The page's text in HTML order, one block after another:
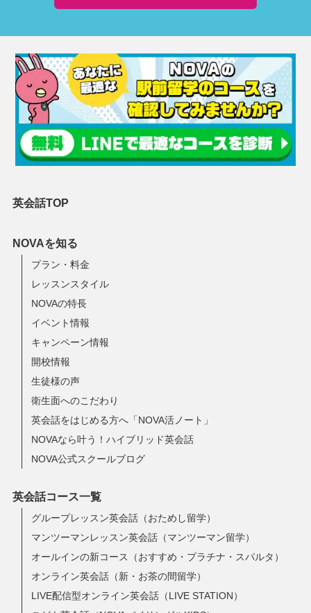
英会話TOP
NOVAを知る
プラン・料金
レッスンスタイル
NOVAの特長
イベント情報
キャンペーン情報
開校情報
生徒様の声
衛生面へのこだわり
英会話をはじめる方へ「NOVA活ノート」
NOVAなら叶う！ハイブリッド英会話
NOVA公式スクールブログ
英会話コース一覧
グループレッスン英会話（おためし留学）
マンツーマンレッスン英会話（マンツーマン留学）
オールインの新コース（おすすめ・プラチナ・スパルタ）
オンライン英会話（新・お茶の間留学）
LIVE配信型オンライン英会話（LIVE STATION）